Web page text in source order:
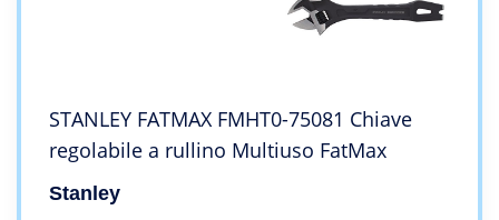
STANLEY FATMAX FMHT0-75081 Chiave
regolabile a rullino Multiuso FatMax
Stanley